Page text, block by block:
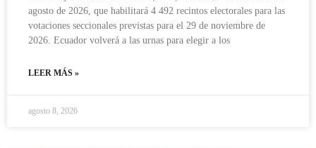
agosto de 2026, que habilitará 4 492 recintos electorales para las
votaciones seccionales previstas para el 29 de noviembre de
2026. Ecuador volverá a las urnas para elegir a los
LEER MÁS »
agosto 8, 2026